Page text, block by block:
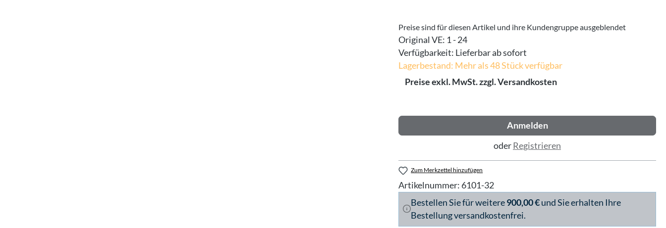
Preise sind für diesen Artikel und ihre Kundengruppe ausgeblendet
Original VE: 1 - 24
Verfügbarkeit: Lieferbar ab sofort
Lagerbestand: Mehr als 48 Stück verfügbar
Preise exkl. MwSt. zzgl. Versandkosten
Anmelden
oderRegistrieren
Zum Merkzettel hinzufügen
Artikelnummer: 6101-32
Bestellen Sie für weitere900,00 €und Sie erhalten Ihre
Bestellung versandkostenfrei.